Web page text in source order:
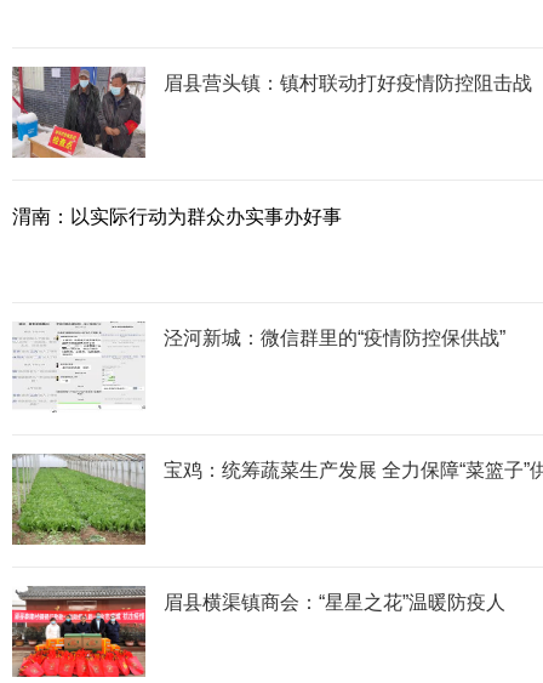
眉县营头镇：镇村联动打好疫情防控阻击战
渭南：以实际行动为群众办实事办好事
泾河新城：微信群里的“疫情防控保供战”
宝鸡：统筹蔬菜生产发展 全力保障“菜篮子”
眉县横渠镇商会：“星星之花”温暖防疫人